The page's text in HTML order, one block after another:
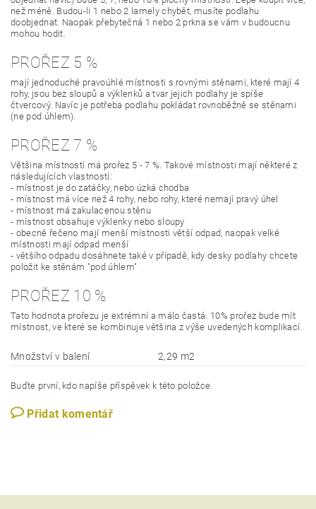
než méně. Budou-li 1 nebo 2 lamely chybět, musíte podlahu
doobjednat. Naopak přebytečná 1 nebo 2 prkna se vám v budoucnu
mohou hodit.
PROŘEZ 5 %
mají jednoduché pravoúhlé místnosti s rovnými stěnami, které mají 4
rohy, jsou bez sloupů a výklenků a tvar jejich podlahy je spíše
čtvercový. Navíc je potřeba podlahu pokládat rovnoběžně se stěnami
(ne pod úhlem).
PROŘEZ 7 %
Většina místností má prořez 5 - 7 %. Takové místnosti mají některé z
následujících vlastností:
- místnost je do zatáčky, nebo úzká chodba
- místnost má více než 4 rohy, nebo rohy, které nemají pravý úhel
- místnost má zakulacenou stěnu
- místnost obsahuje výklenky nebo sloupy
- obecně řečeno mají menší místnosti větší odpad, naopak velké
místnosti mají odpad menší
- většího odpadu dosáhnete také v případě, kdy desky podlahy chcete
položit ke stěnám "pod úhlem"
PROŘEZ 10 %
Tato hodnota prořezu je extrémní a málo častá. 10% prořez bude mít
místnost, ve které se kombinuje většina z výše uvedených komplikací.
Množství v balení 2,29 m2
Buďte první, kdo napíše příspěvek k této položce.
Přidat komentář